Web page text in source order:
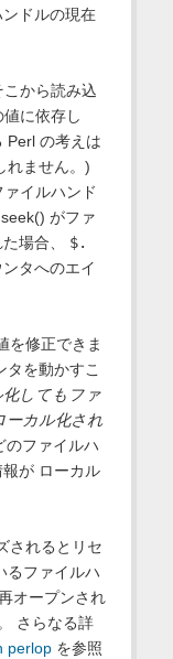
ドルの現在
から読み込
に依存し
Perl の考えは
れません。)
イルハンド
がファ
場合、 $.
タへのエイ
を修正できま
を動かすこ
化してもファ
ーカル化され
のファイルハ
が ローカル
されるとリセ
るファイルハ
オープンされ
さらなる詳
perlopを参照